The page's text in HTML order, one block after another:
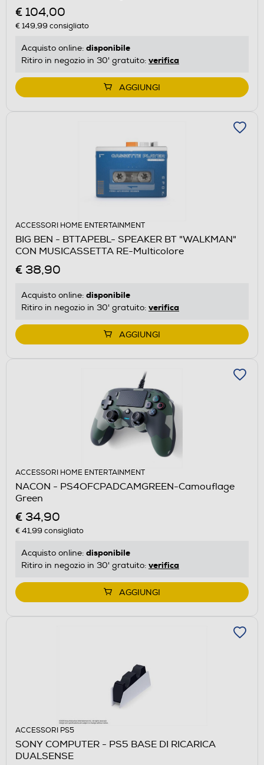
€ 104,00
€ 149,99 consigliato
Acquisto online: disponibile
Ritiro in negozio in 30' gratuito: verifica
AGGIUNGI
ACCESSORI HOME ENTERTAINMENT
BIG BEN - BTTAPEBL- SPEAKER BT "WALKMAN"
CON MUSICASSETTA RE-Multicolore
€ 38,90
Acquisto online: disponibile
Ritiro in negozio in 30' gratuito: verifica
AGGIUNGI
ACCESSORI HOME ENTERTAINMENT
NACON - PS4OFCPADCAMGREEN-Camouflage
Green
€ 34,90
€ 41,99 consigliato
Acquisto online: disponibile
Ritiro in negozio in 30' gratuito: verifica
AGGIUNGI
ACCESSORI PS5
SONY COMPUTER - PS5 BASE DI RICARICA
DUALSENSE